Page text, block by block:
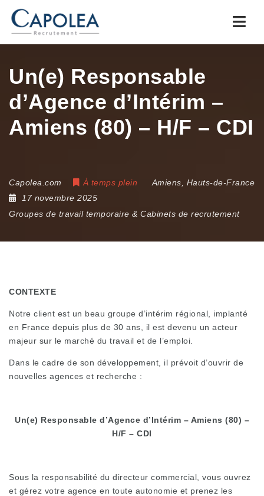
Un(e) Responsable
d’Agence d’Intérim –
Amiens (80) – H/F – CDI
Capolea.com À temps plein Amiens
Hauts-de-France
17 novembre 2025
Groupes de travail temporaire & Cabinets de recrutement
CONTEXTE
Notre client est un beau groupe d’intérim régional, implanté
en France depuis plus de 30 ans, il est devenu un acteur
majeur sur le marché du travail et de l’emploi.
Dans le cadre de son développement, il prévoit d’ouvrir de
nouvelles agences et recherche :
Un(e) Responsable d’Agence d’Intérim – Amiens (80) –
H/F – CDI
Sous la responsabilité du directeur commercial, vous ouvrez
et gérez votre agence en toute autonomie et prenez les